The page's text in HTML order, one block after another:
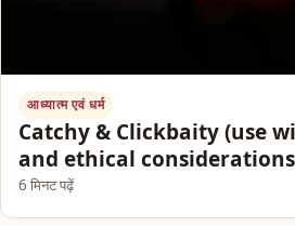
आध्यात्म एवं धर्म
Catchy & Clickbaity (use
and ethical
6 मिनट पढ़ें